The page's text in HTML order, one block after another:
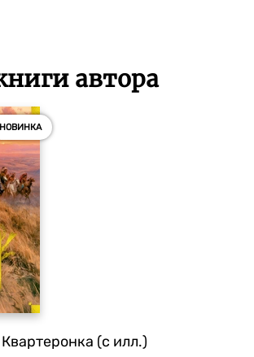
автора
НОВИНКА
(с илл.)